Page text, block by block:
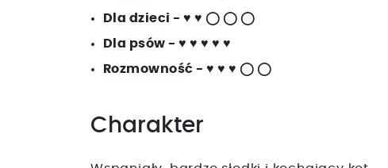
Dla dzieci - ♥ ♥ ◯ ◯ ◯
Dla psów - ♥ ♥ ♥ ♥ ♥
Rozmowność - ♥ ♥ ♥ ◯ ◯
Charakter